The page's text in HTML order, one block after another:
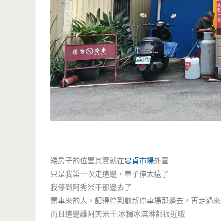
矮房子的位置其實就在忠貞市場外圍
只是我第一次走這邊，車子停太遠了
我停到阿秀米干那邊去了
開車來的人，記得停到創新停車場那邊去，再走過
而且這邊離阿美米干.冰獨冰淇淋都很近哦